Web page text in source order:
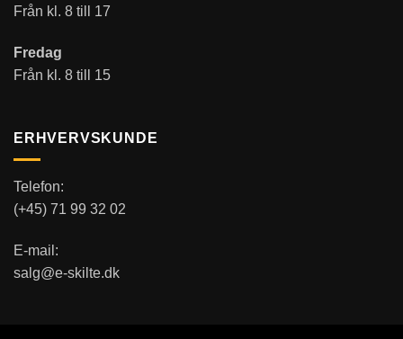
Från kl. 8 till 17
Fredag
Från kl. 8 till 15
ERHVERVSKUNDE
Telefon:
(+45) 71 99 32 02
E-mail:
salg@e-skilte.dk